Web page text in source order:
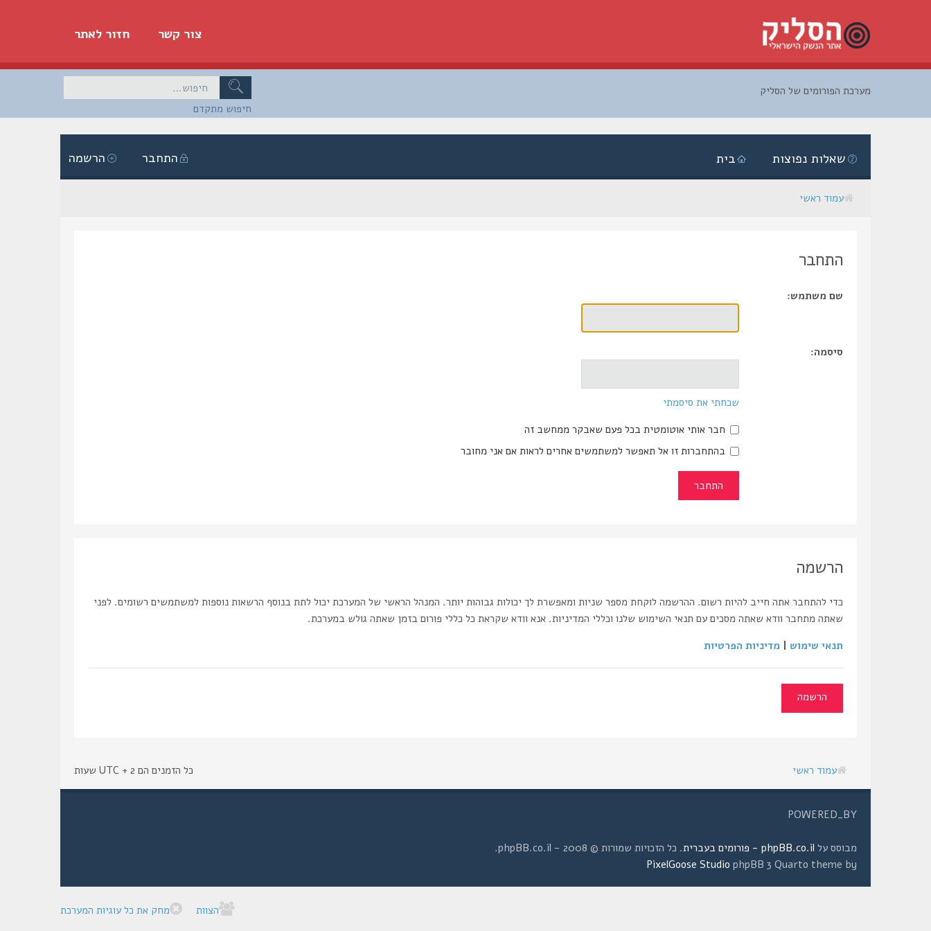
חזור לאתר צור קשר
חיפוש מתקדם
מערכת הפורומים של הסליק
הרשמה התחבר בית שאלות נפוצות
עמוד ראשי
התחבר
שם משתמש:
סיסמה:
שכחתי את סיסמתי
חבר אותי אוטומטית בכל פעם שאבקר ממחשב זה
בהתחברות זו אל תאפשר למשתמשים אחרים לראות אם אני מחובר
הרשמה
כדי להתחבר אתה חייב להיות רשום. ההרשמה לוקחת מספר שניות ומאפשרת לך יכולות גבוהות יותר. המנהל הראשי של המערכת יכול לתת בנוסף הרשאות נוספות למשתמשים רשומים. לפני
שאתה מתחבר וודא שאתה מסכים עם תנאי השימוש שלנו וכללי המדיניות. אנא וודא שקראת כל כללי פורום בזמן שאתה גולש במערכת.
תנאי שימוש | מדיניות הפרטיות
הרשמה
עמוד ראשי כל הזמנים הם UTC + 2 שעות
POWERED_BY
מבוסס על phpBB.co.il - פורומים בעברית
. כל הזכויות שמורות © 2008 - phpBB.co.il.
phpBB 3 Quarto theme by
PixelGoose Studio
הצוות מחק את כל עוגיות המערכת